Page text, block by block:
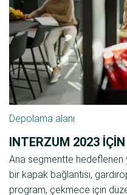
Depolama alanı
INTERZUM 2023
Ana segmentte hedeflenen
bir kapak bağlantısı,
program, çekmece için